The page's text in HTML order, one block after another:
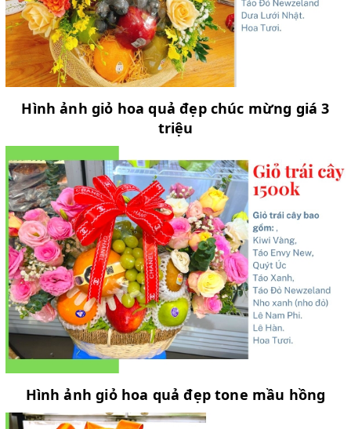
Hình ảnh giỏ hoa quả đẹp chúc mừng giá 3
triệu
Hình ảnh giỏ hoa quả đẹp tone mầu hồng